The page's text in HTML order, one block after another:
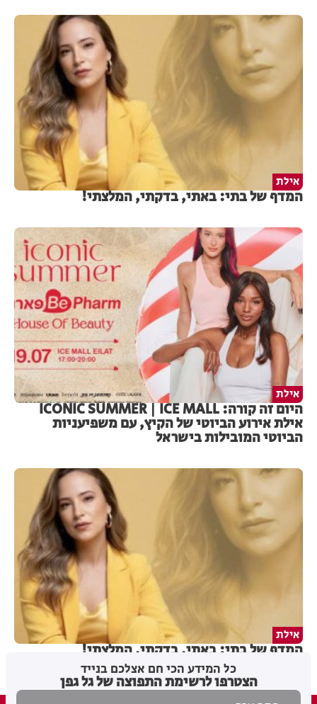
אילת
המדף של בתי: באתי, בדקתי, המלצתי!
אילת
היום זה קורה: ICONIC SUMMER | ICE MALL
אילת אירוע הביוטי של הקיץ, עם משפיעניות
הביוטי המובילות בישראל
אילת
המדף של בתי: באתי, בדקתי, המלצתי!
כל המידע הכי חם אצלכם בנייד
הצטרפו לרשימת התפוצה של גל גפן